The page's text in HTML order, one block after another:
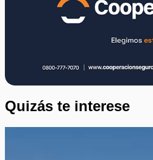
Quizás te interese